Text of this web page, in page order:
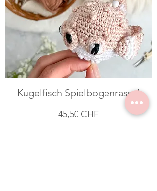
Kugelfisch Spielbogenrassel
Preis
45,50 CHF